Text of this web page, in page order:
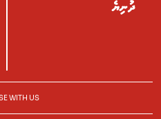
ދުނިޔެ
WITH US